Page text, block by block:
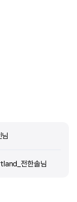
전한솔님